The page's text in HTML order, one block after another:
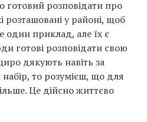
готовий розповідати про
розташовані у районі, щоб
приклад, але їх є
готові розповідати свою
дякують навіть за
то розумієш, що для
Це дійсно життєво